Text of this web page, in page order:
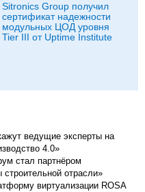
Sitronics Group получил
сертификат надежности
модульных ЦОД уровня
Tier III от Uptime Institute
ведущие эксперты на
4.0»
стал партнёром
отрасли»
виртуализации ROSA